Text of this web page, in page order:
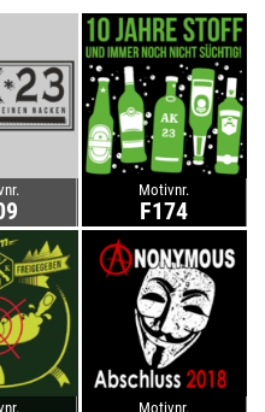
Motivnr.
F174
Motivnr.